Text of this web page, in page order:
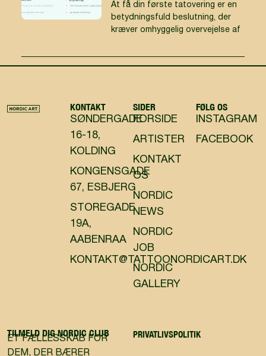
At få din første tatovering er en
betydningsfuld beslutning, der
kræver omhyggelig overvejelse af
KONTAKT
SØNDERGADE
16-18,
KOLDING
KONGENSGADE
67, ESBJERG
STOREGADE
19A,
AABENRAA
KONTAKT@TATTOONORDICART.DK
SIDER
FORSIDE
ARTISTER
KONTAKT
OS
NORDIC
NEWS
NORDIC
JOB
NORDIC
GALLERY
FØLG OS
INSTAGRAM
FACEBOOK
TILMELD DIG NORDIC CLUB
ET FÆLLESSKAB FOR
DEM, DER BÆRER
PRIVATLIVSPOLITIK